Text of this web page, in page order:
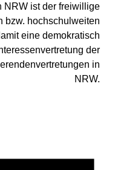
NRW ist der freiwillige
bzw. hochschulweiten
eine demokratisch
der
in
NRW.